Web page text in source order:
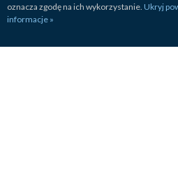
oznacza zgodę na ich wykorzystanie. Ukryj
informacje »